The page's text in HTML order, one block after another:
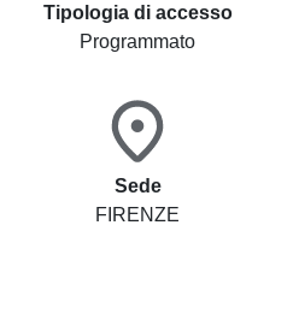
Tipologia di accesso
Programmato
Sede
FIRENZE